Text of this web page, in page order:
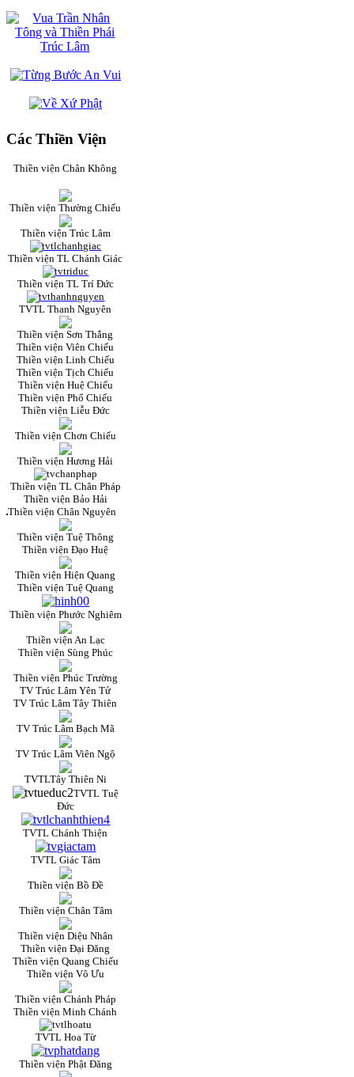
Các Thiền Viện
Thiền viện Chân Không
Thiền viện Thường Chiếu
Thiền viện Trúc Lâm
Thiền viện TL Chánh Giác
Thiền viện TL Trí Đức
TVTL Thanh Nguyên
Thiền viện Sơn Thắng
Thiền viện Viên Chiếu
Thiền viện Linh Chiếu
Thiền viện Tịch Chiếu
Thiền viện Huệ Chiếu
Thiền viện Phổ Chiếu
Thiền viện Liễu Đức
Thiền viện Chơn Chiếu
Thiền viện Hương Hải
Thiền viện TL Chân Pháp
Thiền viện Bảo Hải
Thiền viện Chân Nguyên
Thiền viện Tuệ Thông
Thiền viện Đạo Huệ
Thiền viện Hiện Quang
Thiền viện Tuệ Quang
Thiền viện Phước Nghiêm
Thiền viện An Lạc
Thiền viện Sùng Phúc
Thiền viện Phúc Trường
TV Trúc Lâm Yên Tử
TV Trúc Lâm Tây Thiên
TV Trúc Lâm Bạch Mã
TV Trúc Lâm Viên Ngộ
TVTLTây Thiên Ni
TVTL Tuệ
Đức
TVTL Chánh Thiện
TVTL Giác Tâm
Thiền viện Bồ Đề
Thiền viện Chân Tâm
Thiền viện Diệu Nhân
Thiền viện Đại Đăng
Thiền viện Quang Chiếu
Thiền viện Vô Ưu
Thiền viện Chánh Pháp
Thiền viện Minh Chánh
TVTL Hoa Từ
Thiền viện Phật Đăng